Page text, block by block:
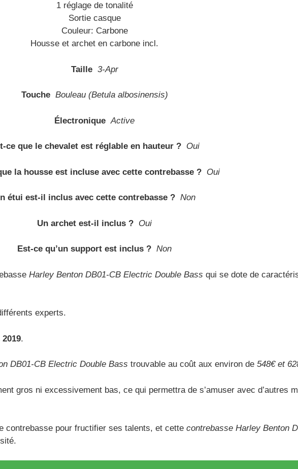
1 réglage de tonalité
Sortie casque
Couleur: Carbone
Housse et archet en carbone incl.
Taille 3-Apr
Touche Bouleau (Betula albosinensis)
Électronique Active
ce que le chevalet est réglable en hauteur ? Oui
la housse est incluse avec cette contrebasse ? Oui
étui est-il inclus avec cette contrebasse ? Non
Un archet est-il inclus ? Oui
Est-ce qu’un support est inclus ? Non
Harley Benton DB01-CB Electric Double Bass qui se dote de
experts.
.
DB01-CB Electric Double Bass trouvable au coût aux environ de 548€ et
gros ni excessivement bas, ce qui permettra de s’amuser avec d’autres
contrebasse pour fructifier ses talents, et cette contrebasse Harley Benton